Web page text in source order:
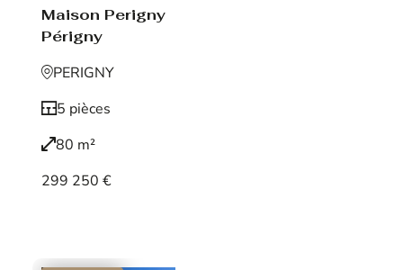
Maison Perigny
Périgny
PERIGNY
5 pièces
80 m²
299 250 €